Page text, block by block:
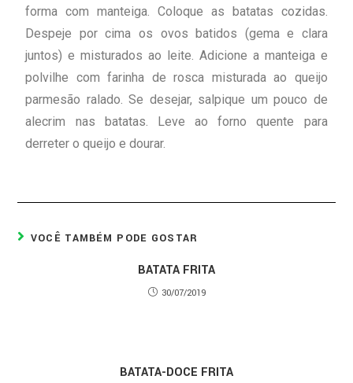
forma com manteiga. Coloque as batatas cozidas.
Despeje por cima os ovos batidos (gema e clara
juntos) e misturados ao leite. Adicione a manteiga e
polvilhe com farinha de rosca misturada ao queijo
parmesão ralado. Se desejar, salpique um pouco de
alecrim nas batatas. Leve ao forno quente para
derreter o queijo e dourar.
VOCÊ TAMBÉM PODE GOSTAR
BATATA FRITA
30/07/2019
BATATA-DOCE FRITA